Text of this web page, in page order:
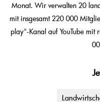
Monat. Wir verwalten 20
mit insgesamt 220 000
play"-Kanal auf YouTube